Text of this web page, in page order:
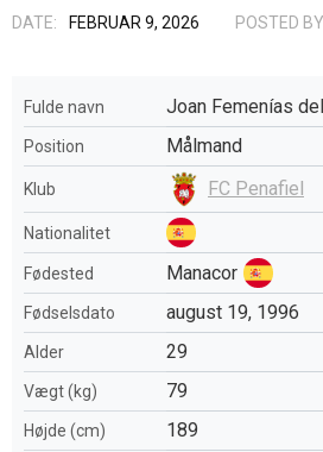
DATE: FEBRUAR 9, 2026 POSTED
Fulde navn Joan Femenías
Position Målmand
Klub FC Penafiel
Nationalitet
Fødested Manacor
Fødselsdato august 19, 1996
Alder 29
Vægt (kg) 79
Højde (cm) 189